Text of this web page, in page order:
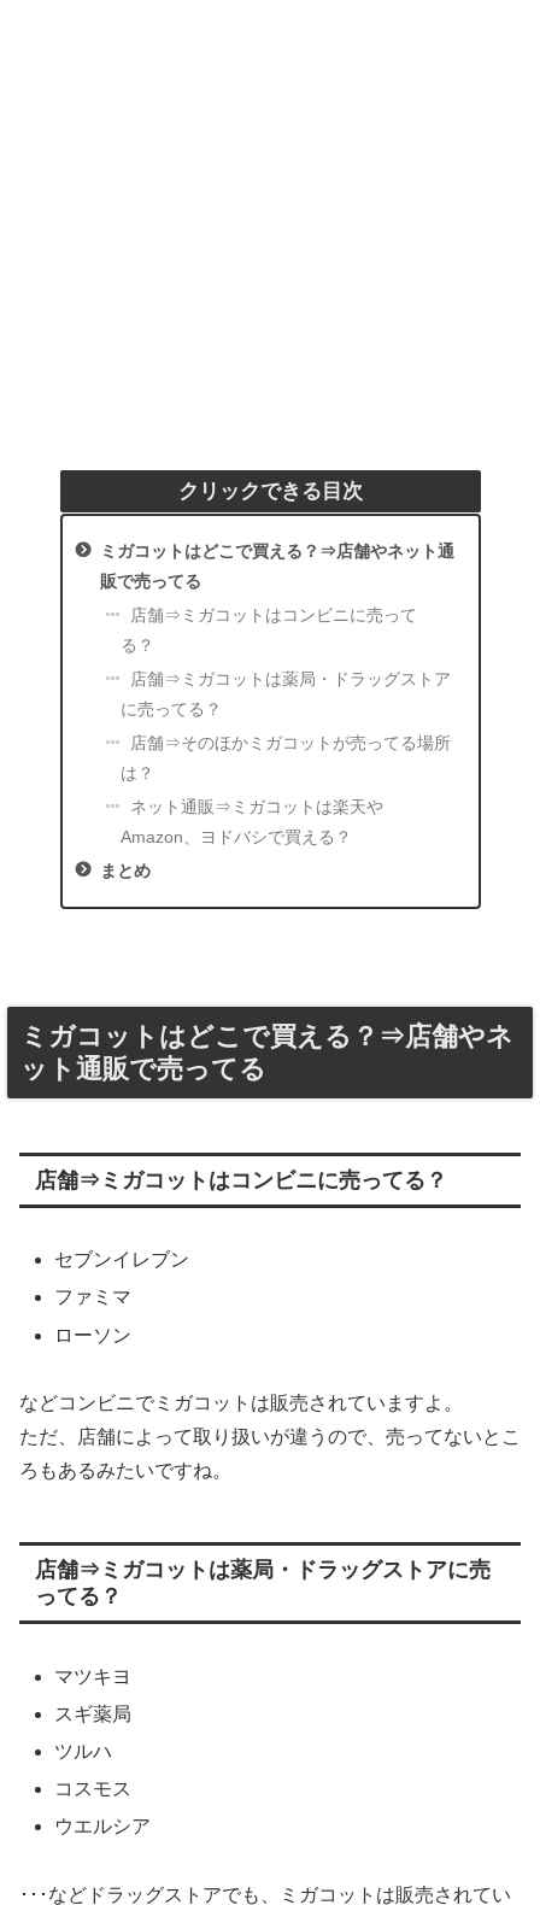
クリックできる目次
ミガコットはどこで買える？⇒店舗やネット通
販で売ってる
店舗⇒ミガコットはコンビニに売って
る？
店舗⇒ミガコットは薬局・ドラッグストア
に売ってる？
店舗⇒そのほかミガコットが売ってる場所
は？
ネット通販⇒ミガコットは楽天や
Amazon、ヨドバシで買える？
まとめ
ミガコットはどこで買える？⇒店舗やネ
ット通販で売ってる
店舗⇒ミガコットはコンビニに売ってる？
セブンイレブン
ファミマ
ローソン
などコンビニでミガコットは販売されていますよ。
ただ、店舗によって取り扱いが違うので、売ってないとこ
ろもあるみたいですね。
店舗⇒ミガコットは薬局・ドラッグストアに売
ってる？
マツキヨ
スギ薬局
ツルハ
コスモス
ウエルシア
･･･などドラッグストアでも、ミガコットは販売されてい